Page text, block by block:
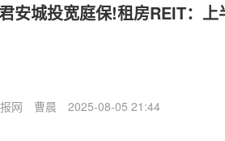
安城投宽庭保!租房REIT：
网 曹晨 2025-08-05 21:44